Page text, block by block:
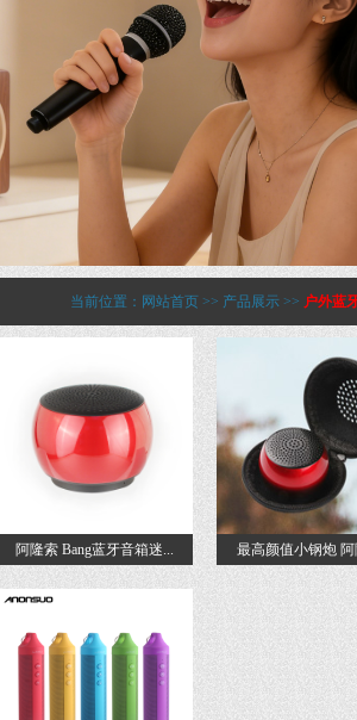
当前位置： 网站首页 >> 产品展示 >> 户外蓝
阿隆索 Bang蓝牙音箱迷... 最高颜值小钢炮 阿